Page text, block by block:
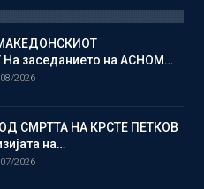
заседанието на АСНОМ…
2026
СМРТТА НА КРСТЕ ПЕТКОВ
на…
2026